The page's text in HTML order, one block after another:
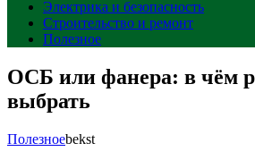
Электрика и безопасность
Строительство и ремонт
Полезное
ОСБ или фанера: в чём
выбрать
Полезноеbekst